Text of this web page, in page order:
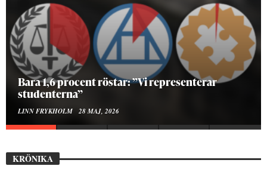
Hur bygger man en Lundakarneval?
ELISE RALSTON SAMUELSON 24 MAJ, 2026
KRÖNIKA